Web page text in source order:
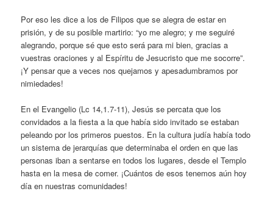
Por eso les dice a los de Filipos que se alegra de estar en
prisión, y de su posible martirio: “yo me alegro; y me seguiré
alegrando, porque sé que esto será para mi bien, gracias a
vuestras oraciones y al Espíritu de Jesucristo que me socorre”.
¡Y pensar que a veces nos quejamos y apesadumbramos por
nimiedades!
En el Evangelio (Lc 14,1.7-11), Jesús se percata que los
convidados a la fiesta a la que había sido invitado se estaban
peleando por los primeros puestos. En la cultura judía había todo
un sistema de jerarquías que determinaba el orden en que las
personas iban a sentarse en todos los lugares, desde el Templo
hasta en la mesa de comer. ¡Cuántos de esos tenemos aún hoy
día en nuestras comunidades!